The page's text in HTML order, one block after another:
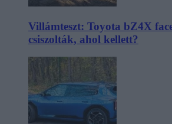
Villámteszt: Toyota bZ4X
csiszolták, ahol kellett?